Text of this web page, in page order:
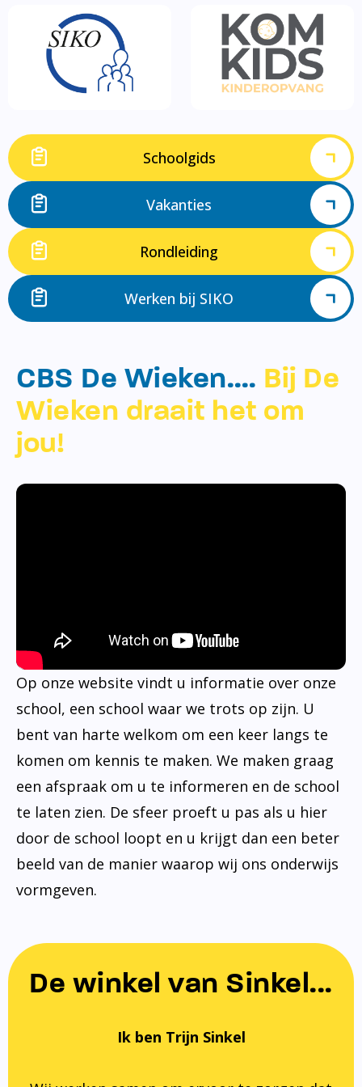
Schoolgids
Vakanties
Rondleiding
Werken bij SIKO
CBS De Wieken…. Bij De
Wieken draait het om
jou!
Op onze website vindt u informatie over onze
school, een school waar we trots op zijn. U
bent van harte welkom om een keer langs te
komen om kennis te maken. We maken graag
een afspraak om u te informeren en de school
te laten zien. De sfeer proeft u pas als u hier
door de school loopt en u krijgt dan een beter
beeld van de manier waarop wij ons onderwijs
vormgeven.
De winkel van Sinkel...
Ik ben Trijn Sinkel